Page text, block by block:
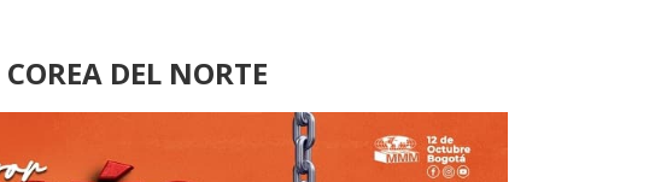
COREA DEL NORTE